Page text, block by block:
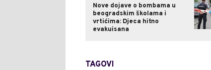
Nove dojave o bombama u
beogradskim školama i
vrtićima: Djeca hitno
evakuisana
TAGOVI